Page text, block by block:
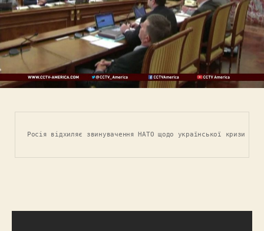
Росія відхиляє звинувачення НАТО щодо української кризи